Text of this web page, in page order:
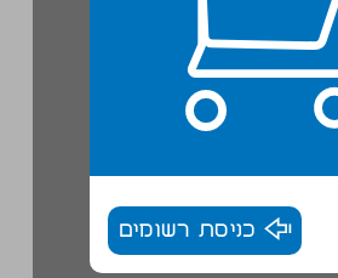
כניסת רשומים